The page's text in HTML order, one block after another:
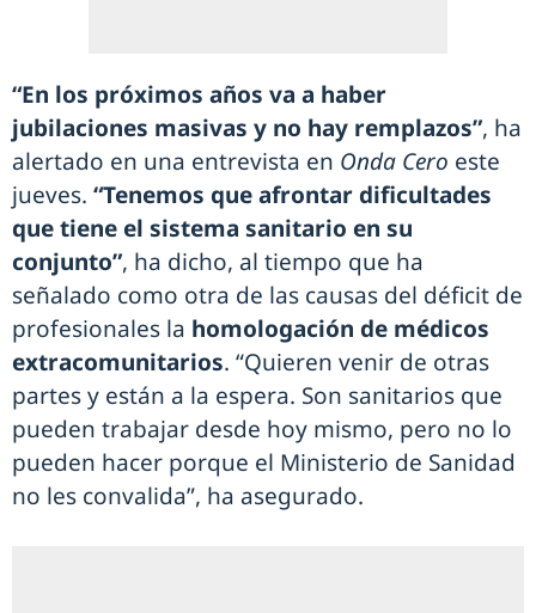
“En los próximos años va a haber
jubilaciones masivas y no hay remplazos”, ha
alertado en una entrevista en Onda Cero este
jueves. “Tenemos que afrontar dificultades
que tiene el sistema sanitario en su
conjunto”, ha dicho, al tiempo que ha
señalado como otra de las causas del déficit de
profesionales la homologación de médicos
extracomunitarios. “Quieren venir de otras
partes y están a la espera. Son sanitarios que
pueden trabajar desde hoy mismo, pero no lo
pueden hacer porque el Ministerio de Sanidad
no les convalida”, ha asegurado.